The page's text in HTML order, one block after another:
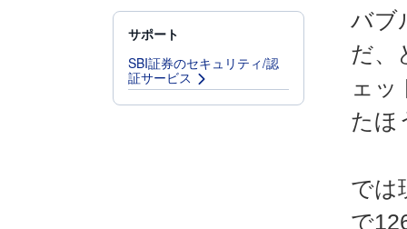
サポート
SBI証券のセキュリティ/認
証サービス
バブ
だ、
ェッ
たほ
では
で